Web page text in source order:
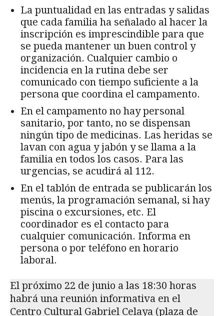
La puntualidad en las entradas y salidas
que cada familia ha señalado al hacer la
inscripción es imprescindible para que
se pueda mantener un buen control y
organización. Cualquier cambio o
incidencia en la rutina debe ser
comunicado con tiempo suficiente a la
persona que coordina el campamento.
En el campamento no hay personal
sanitario, por tanto, no se dispensan
ningún tipo de medicinas. Las heridas se
lavan con agua y jabón y se llama a la
familia en todos los casos. Para las
urgencias, se acudirá al 112.
En el tablón de entrada se publicarán los
menús, la programación semanal, si hay
piscina o excursiones, etc. El
coordinador es el contacto para
cualquier comunicación. Informa en
persona o por teléfono en horario
laboral.
El próximo 22 de junio a las 18:30 horas
habrá una reunión informativa en el
Centro Cultural Gabriel Celaya (plaza de